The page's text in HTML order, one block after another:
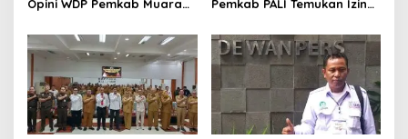
Opini WDP Pemkab Muara
Kelola Keuangan
Pemkab PALI Temukan Izin